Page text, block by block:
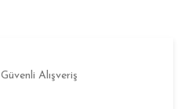
Güvenli Alışveriş